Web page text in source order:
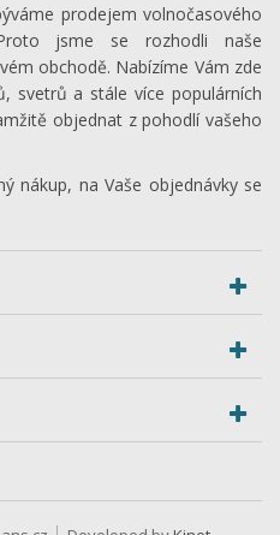
prodejem volnočasového
jsme se rozhodli naše
obchodě. Nabízíme Vám zde
svetrů a stále více populárních
objednat z pohodlí vašeho
nákup, na Vaše objednávky se